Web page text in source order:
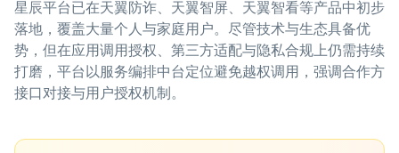
星辰平台已在天翼防诈、天翼智屏、天翼智看等产品中初步
落地，覆盖大量个人与家庭用户。尽管技术与生态具备优
势，但在应用调用授权、第三方适配与隐私合规上仍需持续
打磨，平台以服务编排中台定位避免越权调用，强调合作方
接口对接与用户授权机制。